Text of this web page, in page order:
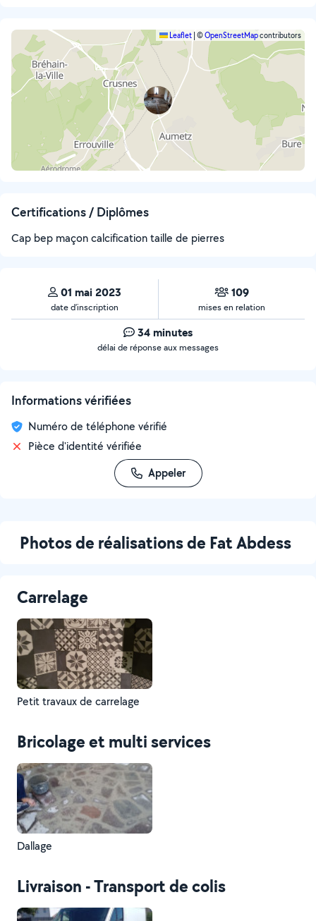
Leaflet ©OpenStreetMapcontributors
Certifications / Diplômes
Cap bep maçon calcification taille de pierres
01 mai 2023
date d’inscription
109
mises en relation
34 minutes
délai de réponse aux messages
Informations vérifiées
Numéro de téléphone vérifié
Pièce d'identité vérifiée
Appeler
Photos de réalisations de Fat Abdess
Carrelage
Petit travaux de carrelage
Bricolage et multi services
Dallage
Livraison - Transport de colis